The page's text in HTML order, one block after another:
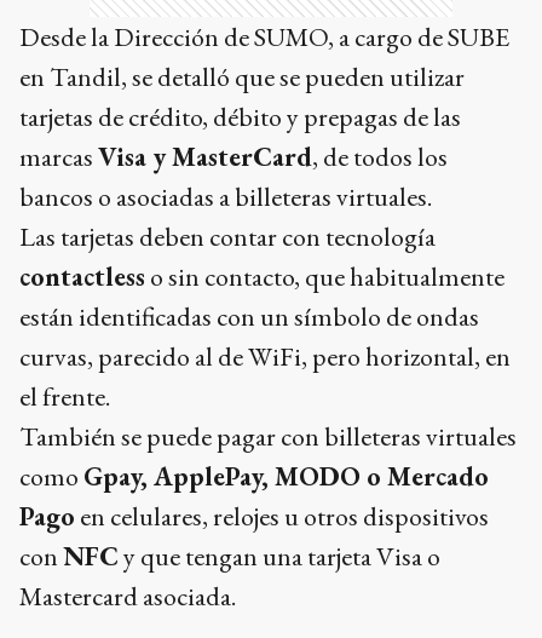
Desde la Dirección de SUMO, a cargo de SUBE
en Tandil, se detalló que se pueden utilizar
tarjetas de crédito, débito y prepagas de las
marcasVisa y MasterCard, de todos los
bancos o asociadas a billeteras virtuales.
Las tarjetas deben contar con tecnología
contactless o sin contacto, que habitualmente
están identificadas con un símbolo de ondas
curvas, parecido al de WiFi, pero horizontal, en
el frente.
También se puede pagar con billeteras virtuales
como Gpay, ApplePay, MODO o Mercado
Pago en celulares, relojes u otros dispositivos
conNFCy que tengan una tarjeta Visa o
Mastercard asociada.